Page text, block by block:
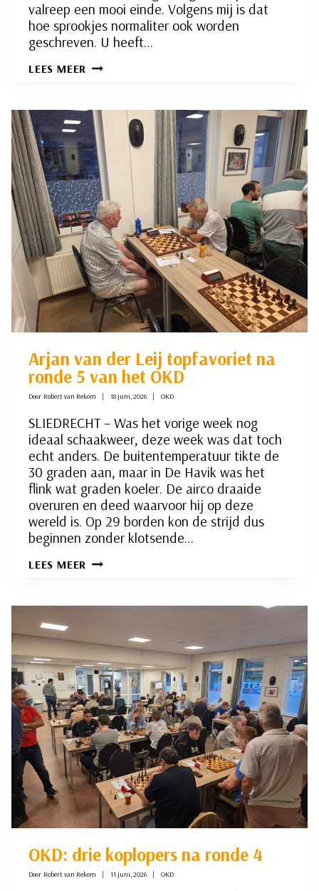
valreep een mooi einde. Volgens mij is dat
hoe sprookjes normaliter ook worden
geschreven. U heeft…
LEES MEER MET
EEN
UITEENZETTING
VAN
HET
RSB
2
SEIZOEN
Arjan van der Leij topfavoriet na
ronde 5 van het OKD
Door Robert van Rekom 18 juni, 2026 OKD
SLIEDRECHT – Was het vorige week nog
ideaal schaakweer, deze week was dat toch
echt anders. De buitentemperatuur tikte de
30 graden aan, maar in De Havik was het
flink wat graden koeler. De airco draaide
overuren en deed waarvoor hij op deze
wereld is. Op 29 borden kon de strijd dus
beginnen zonder klotsende…
LEES MEER ARJAN
5
VAN
HET
OKD
OKD: drie koplopers na ronde 4
Door Robert van Rekom 11 juni, 2026 OKD